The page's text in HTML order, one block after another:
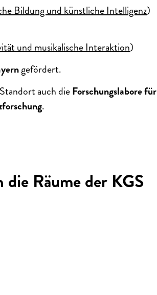
Bildung und künstliche Intelligenz)
und musikalische Interaktion)
gefördert.
auch dieForschungslabore für
.
Räume der KGS